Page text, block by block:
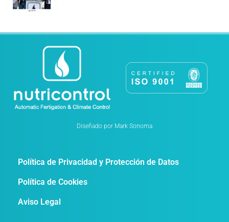
Diseñado por Mark Sonoma
Política de Privacidad y Protección de Datos
Política de Cookies
Aviso Legal